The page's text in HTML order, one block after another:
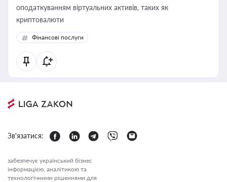
оподаткуванням віртуальних активів, таких як
криптовалюти
Фінансові послуги
Зв'язатися:
забезпечує український бізнес
інформацією, аналітикою та
технологічними рішеннями для